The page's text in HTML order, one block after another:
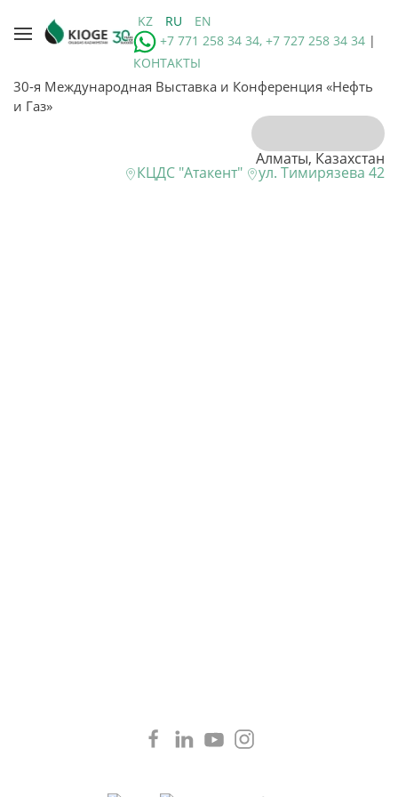
KZ RU
EN
+7 771 258 34 34, +7 727 258 34 34 |
КОНТАКТЫ
30-я Международная Выставка и Конференция «Нефть
и Газ»
Алматы, Казахстан
КЦДС "Атакент" ул. Тимирязева 42